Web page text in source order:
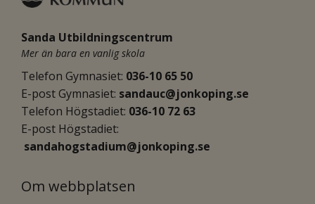
Sanda Utbildningscentrum
Mer än bara en vanlig skola
Telefon Gymnasiet: 036-10 65 50
E-post Gymnasiet: sandauc@jonkoping.se
Telefon Högstadiet: 036-10 72 63
E-post Högstadiet:
sandahogstadium@jonkoping.se
Om webbplatsen